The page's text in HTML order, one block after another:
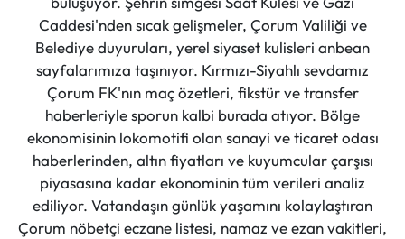
Caddesi'nden sıcak gelişmeler, Çorum Valiliği ve
Belediye duyuruları, yerel siyaset kulisleri anbean
sayfalarımıza taşınıyor. Kırmızı-Siyahlı sevdamız
Çorum FK'nın maç özetleri, fikstür ve transfer
haberleriyle sporun kalbi burada atıyor. Bölge
ekonomisinin lokomotifi olan sanayi ve ticaret odası
haberlerinden, altın fiyatları ve kuyumcular çarşısı
piyasasına kadar ekonominin tüm verileri analiz
ediliyor. Vatandaşın günlük yaşamını kolaylaştıran
Çorum nöbetçi eczane listesi, namaz ve ezan vakitleri,